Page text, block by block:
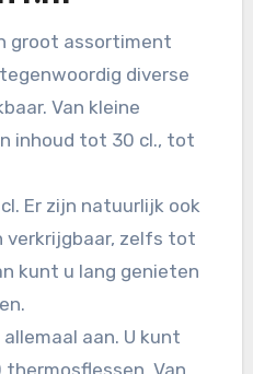
groot assortiment
diverse
Van kleine
inhoud tot 30 cl., tot
Er zijn natuurlijk ook
verkrijgbaar, zelfs tot
kunt u lang genieten
aan. U kunt
thermosflessen. Van